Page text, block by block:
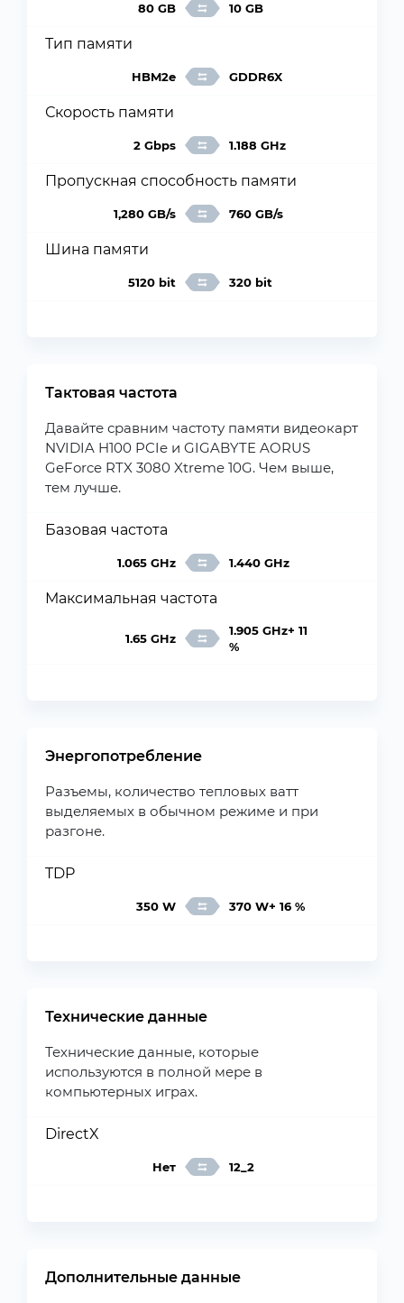
80 GB 10 GB
Тип памяти
HBM2e GDDR6X
Скорость памяти
2 Gbps 1.188 GHz
Пропускная способность памяти
1,280 GB/s 760 GB/s
Шина памяти
5120 bit 320 bit
Тактовая частота
Давайте сравним частоту памяти видеокарт
NVIDIA H100 PCIe и GIGABYTE AORUS
GeForce RTX 3080 Xtreme 10G. Чем выше,
тем лучше.
Базовая частота
1.065 GHz 1.440 GHz
Максимальная частота
1.65 GHz
1.905 GHz+ 11
%
Энергопотребление
Разъемы, количество тепловых ватт
выделяемых в обычном режиме и при
разгоне.
TDP
350 W 370 W+ 16 %
Технические данные
Технические данные, которые
используются в полной мере в
компьютерных играх.
DirectX
Нет 12_2
Дополнительные данные